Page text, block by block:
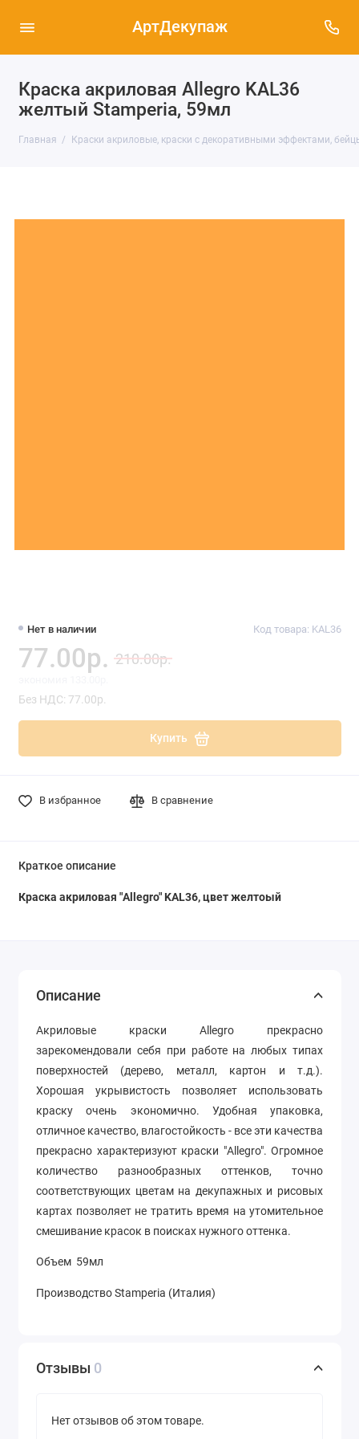
АртДекупаж
Краска акриловая Allegro KAL36
желтый Stamperia, 59мл
Главная Краски акриловые, краски с декоративными эффектами,
Нет в наличии Код товара: KAL36
77.00р. 210.00р.
Без НДС: 77.00р.
Купить
В избранное В сравнение
Краткое описание
Краска акриловая "Allegro" KAL36, цвет желтоый
Описание
Акриловые краски Allegro прекрасно
зарекомендовали себя при работе на любых типах
поверхностей (дерево, металл, картон и т.д.).
Хорошая укрывистость позволяет использовать
краску очень экономично. Удобная упаковка,
отличное качество, влагостойкость - все эти качества
прекрасно характеризуют краски "Allegro". Огромное
количество разнообразных оттенков, точно
соответствующих цветам на декупажных и рисовых
картах позволяет не тратить время на утомительное
смешивание красок в поисках нужного оттенка.
Объем 59мл
Производство Stamperia (Италия)
Отзывы 0
Нет отзывов об этом товаре.